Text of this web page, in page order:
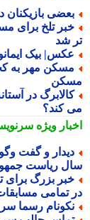
بازیکنان در
شد
بیک
در آستانه
کند؟
ویژهسرنویس
و گفت وگوی
ریاست جمهوری
بزرگ برای
تمامی مسابقات
رسما